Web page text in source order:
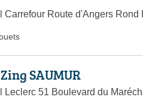
Carrefour Route d'Angers
SAUMUR
Leclerc 51 Boulevard du